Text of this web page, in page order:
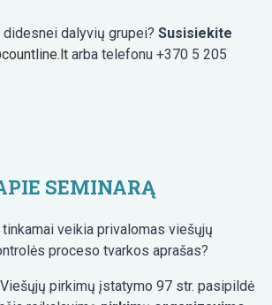
didesnei dalyvių grupei? Susisiekite
arba telefonu +370 5 205
SEMINARĄ
veikia privalomas viešųjų
proceso tvarkos aprašas?
pirkimų įstatymo 97 str. pasipildė